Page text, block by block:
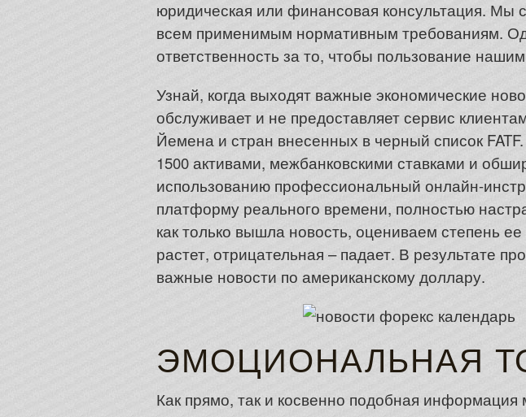
юридическая или финансовая консультация. Мы
всем применимым нормативным требованиям.
ответственность за то, чтобы пользование
Узнай, когда выходят важные экономические
обслуживает и не предоставляет сервис
Йемена и стран внесенных в черный список
1500 активами, межбанковскими ставками и
использованию профессиональный онлайн-
платформу реального времени, полностью
как только вышла новость, оцениваем степень
растет, отрицательная – падает. В результате
важные новости по американскому доллару.
ЭМОЦИОНАЛЬНАЯ
Как прямо, так и косвенно подобная